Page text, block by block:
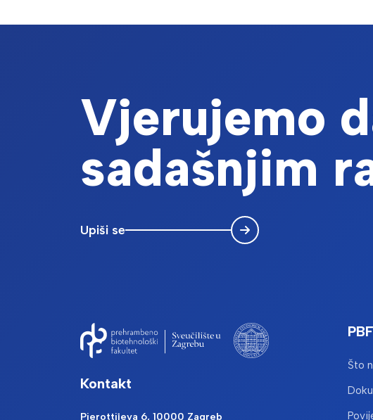
Vjerujemo
sadašnjim
Upiši se
Kontakt
Pierottijeva 6, 10000 Zagreb
PBF
Što